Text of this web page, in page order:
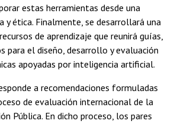
estas herramientas desde una
y ética. Finalmente, se desarrollará una
de aprendizaje que reunirá guías,
para el diseño, desarrollo y evaluación
apoyadas por inteligencia artificial.
a recomendaciones formuladas
de evaluación internacional de la
Pública. En dicho proceso, los pares